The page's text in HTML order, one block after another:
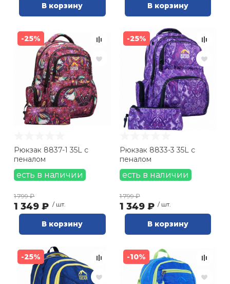
В корзину В корзину
-25%
Рюкзак 8837-1 35L с
пеналом
есть в наличии
1 799 ₽
1 349 ₽ / шт.
В корзину
-25%
Рюкзак 8833-3 35L с
пеналом
есть в наличии
1 799 ₽
1 349 ₽ / шт.
В корзину
-25% -10%